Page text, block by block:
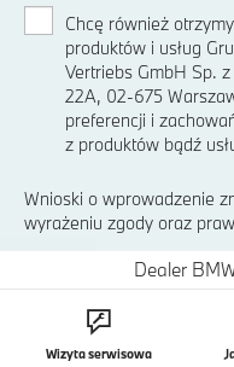
Chcę również
produktów i usług
Vertriebs GmbH Sp.
22A, 02-675
preferencji i
z produktów bądź
Wnioski o wprowadzenie
wyrażeniu zgody oraz
Dealer
Wizyta serwisowa